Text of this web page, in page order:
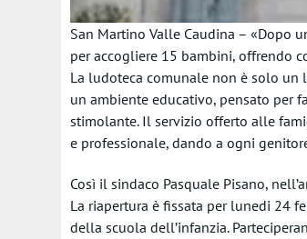
San Martino Valle Caudina – «Dopo
per accogliere 15 bambini, offrendo
La ludoteca comunale non è solo un
un ambiente educativo, pensato per
stimolante. Il servizio offerto alle
e professionale, dando a ogni
Così il sindaco Pasquale Pisano,
La riapertura è fissata per lunedi 24
della scuola dell’infanzia.